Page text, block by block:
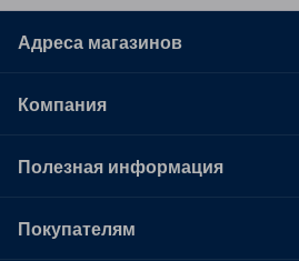
Адреса магазинов
Компания
Полезная информация
Покупателям